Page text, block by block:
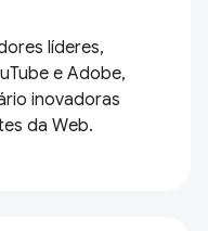
líderes,
e Adobe,
inovadoras
da Web.